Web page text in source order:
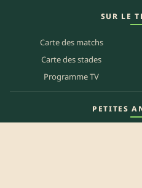
SUR LE
Carte des matchs
Carte des stades
Programme TV
PETITES